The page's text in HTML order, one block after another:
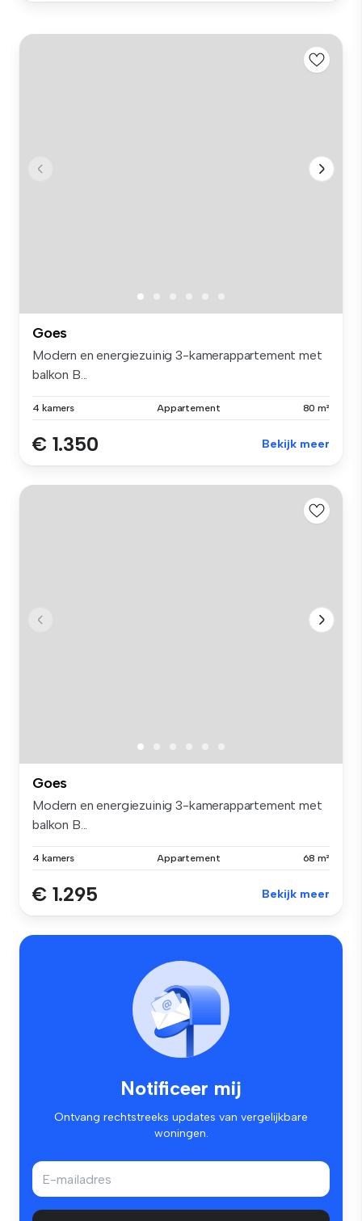
Goes
Modern en energiezuinig 3-kamerappartement met
balkon B...
4 kamers Appartement 80 m²
€ 1.350 Bekijk meer
Goes
Modern en energiezuinig 3-kamerappartement met
balkon B...
4 kamers Appartement 68 m²
€ 1.295 Bekijk meer
Notificeer mij
Ontvang rechtstreeks updates van vergelijkbare
woningen.